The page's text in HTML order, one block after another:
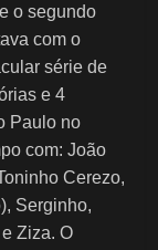
o segundo
com o
série de
e 4
Paulo no
com: João
Cerezo,
Serginho,
Ziza. O